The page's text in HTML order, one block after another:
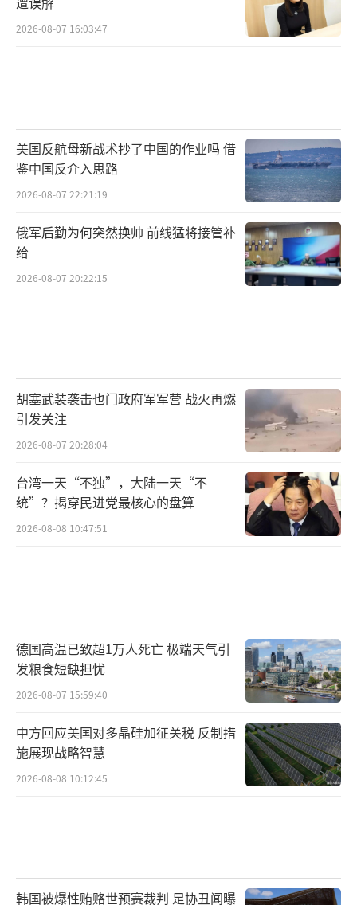
败，实则是一种提前止损的权力重组。她意识
A，而是刻意强调“America First”，将忠诚
对象从特朗普个人转移到一种更抽象、更激
进、也更可继承的意识形态符号上。这是一种
对未来权力真空的预判式下注：如果共和党基
层开始对特朗普产生疲劳，但又拒绝回归传统
保守主义，她将成为少数已经完成位置转换的
人。
的行动都指向同一个事实：没有人敢否定特朗
普，但很多人已经在为“特朗普不再万能”的
那一天提前站位。
（责任编辑：卢其龙 CM0882）
2026-08-07 16:03:47
美国反航母新战术抄了中国的作业吗 借
鉴中国反介入思路
2026-08-07 22:21:19
俄军后勤为何突然换帅 前线猛将接管补
给
2026-08-07 20:22:15
胡塞武装袭击也门政府军军营 战火再燃
引发关注
2026-08-07 20:28:04
台湾一天“不独”，大陆一天“不
统”？揭穿民进党最核心的盘算
2026-08-08 10:47:51
德国高温已致超1万人死亡 极端天气引
发粮食短缺担忧
2026-08-07 15:59:40
中方回应美国对多晶硅加征关税 反制措
施展现战略智慧
2026-08-08 10:12:45
韩国被爆性贿赂世预赛裁判 足协丑闻曝